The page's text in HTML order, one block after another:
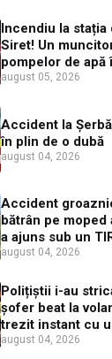
Incendiu la stația
Siret! Un
pompelor de apă
alimenta cu
august 05, 2026
Accident la
în plin de o dubă
august 04, 2026
Accident
bătrân pe moped
a ajuns sub un
august 04, 2026
Polițiștii i-au
șofer beat la
trezit instant cu
august 04, 2026